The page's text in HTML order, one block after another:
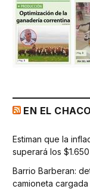
EN EL CHACO
Estiman que la
superará los
Barrio Barberan:
camioneta